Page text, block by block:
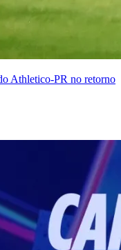
Athletico-PR no retorno